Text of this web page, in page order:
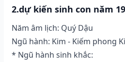
2.dự kiến sinh con năm
Năm âm lịch: Quý Dậu
Ngũ hành: Kim - Kiếm phong
* Ngũ hành sinh khắc: